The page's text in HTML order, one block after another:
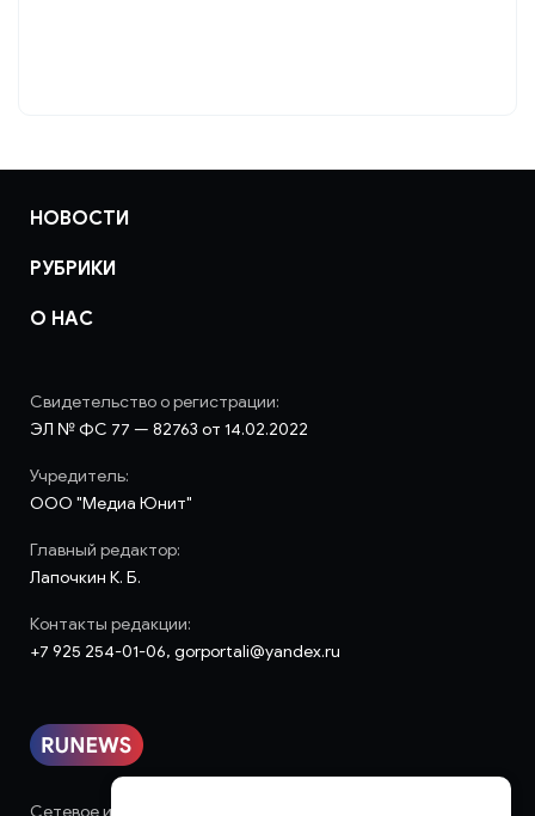
НОВОСТИ
РУБРИКИ
О НАС
Сетевое издание «runews» (18+) зарегистрировано в
Свидетельство о регистрации:
ЭЛ № ФС 77 — 82763 от 14.02.2022
Учредитель:
ООО "Медиа Юнит"
Главный редактор:
Лапочкин К. Б.
Контакты редакции:
+7 925 254-01-06, gorportali@yandex.ru